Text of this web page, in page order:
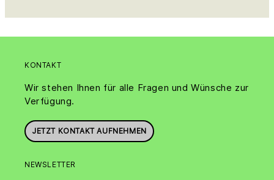
KONTAKT
Wir stehen Ihnen für alle Fragen und Wünsche zur
Verfügung.
JETZT KONTAKT AUFNEHMEN
NEWSLETTER